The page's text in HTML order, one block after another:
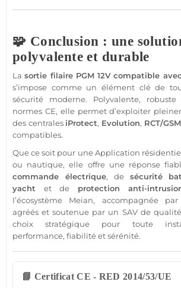
🧩 Conclusion : une
polyvalente et durable
Lasortie filaire PGM 12V compatible
s’impose comme un élément clé de
sécurité moderne. Polyvalente,
normes CE, elle permet d’exploiter
des centrales iProtect, Evolution, RCT/GSM
compatibles.
Que ce soit pour uneApplication
ou nautique, elle offre une réponse
commande électrique, de sécurité
yacht et de protection anti-
l’écosystème Meian, accompagnée
agréés et soutenue par un SAV de
choix stratégique pour toute
performance, fiabilité et sérénité.
📘 Certificat CE - RED 2014/53/UE